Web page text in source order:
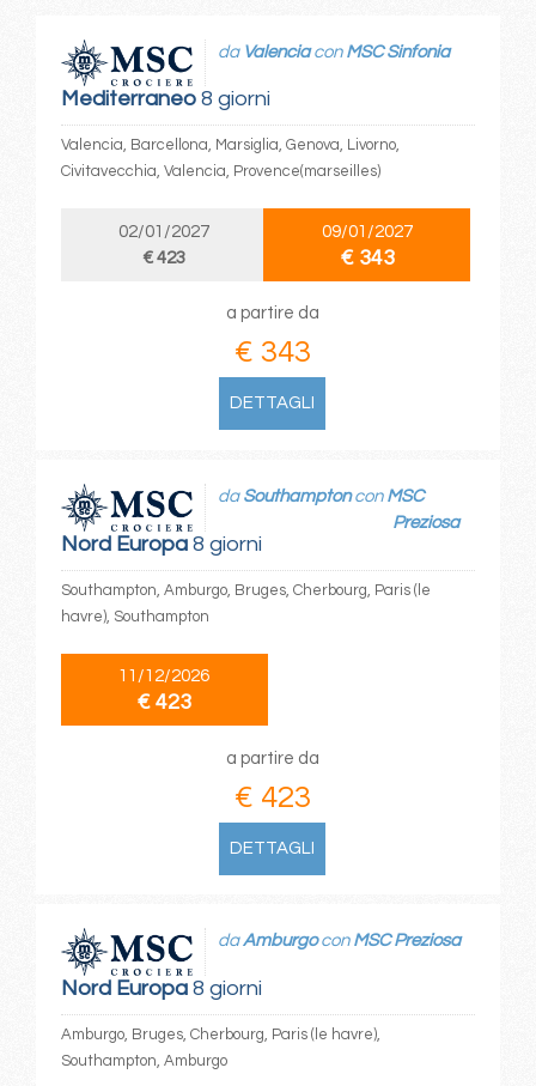
Mediterraneo8 giorni
da Valenciacon MSC Sinfonia
Valencia, Barcellona, Marsiglia, Genova, Livorno,
Civitavecchia, Valencia, Provence(marseilles)
02/01/2027
€ 423
09/01/2027
€ 343
a partire da
€ 343
DETTAGLI
Nord Europa8 giorni
da Southamptoncon MSC
Preziosa
Southampton, Amburgo, Bruges, Cherbourg, Paris (le
havre), Southampton
11/12/2026
€ 423
a partire da
€ 423
DETTAGLI
Nord Europa8 giorni
daAmburgocon MSC Preziosa
Amburgo, Bruges, Cherbourg, Paris (le havre),
Southampton, Amburgo